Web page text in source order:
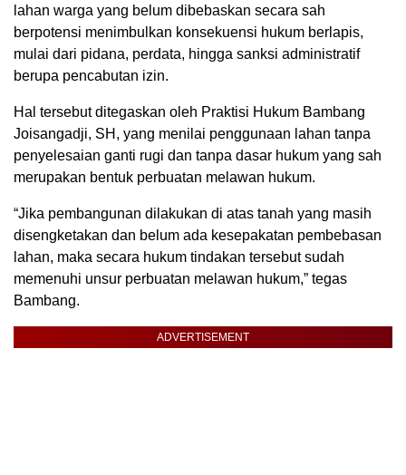
lahan warga yang belum dibebaskan secara sah
berpotensi menimbulkan konsekuensi hukum berlapis,
mulai dari pidana, perdata, hingga sanksi administratif
berupa pencabutan izin.
Hal tersebut ditegaskan oleh Praktisi Hukum Bambang
Joisangadji, SH, yang menilai penggunaan lahan tanpa
penyelesaian ganti rugi dan tanpa dasar hukum yang sah
merupakan bentuk perbuatan melawan hukum.
“Jika pembangunan dilakukan di atas tanah yang masih
disengketakan dan belum ada kesepakatan pembebasan
lahan, maka secara hukum tindakan tersebut sudah
memenuhi unsur perbuatan melawan hukum,” tegas
Bambang.
ADVERTISEMENT